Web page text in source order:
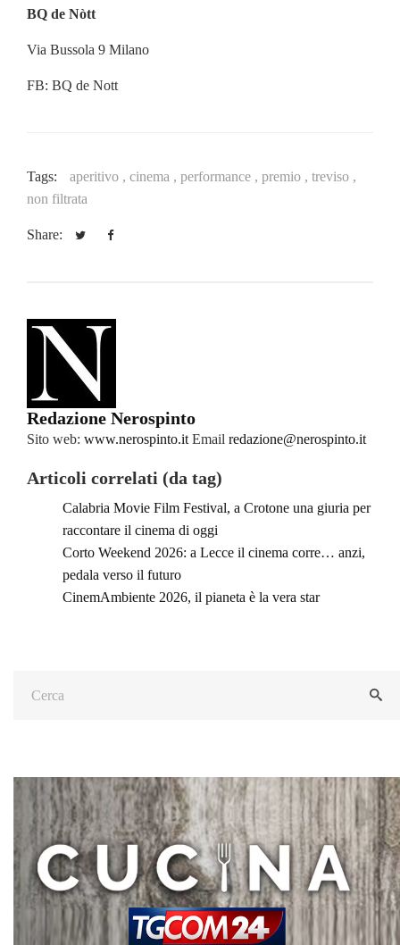
BQ de Nòtt
Via Bussola 9 Milano
FB: BQ de Nott
Tags: aperitivo , cinema , performance , premio , treviso ,
non filtrata
Share:
Redazione Nerospinto
Sito web: www.nerospinto.it Email redazione@nerospinto.it
Articoli correlati (da tag)
Calabria Movie Film Festival, a Crotone una giuria per
raccontare il cinema di oggi
Corto Weekend 2026: a Lecce il cinema corre… anzi,
pedala verso il futuro
CinemAmbiente 2026, il pianeta è la vera star